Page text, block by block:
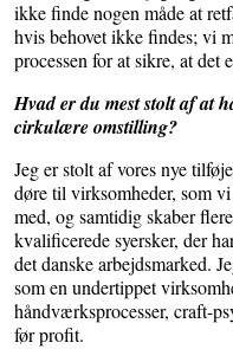
ikke finde nogen måde at
hvis behovet ikke findes; vi
processen for at sikre, at det
Hvad er du mest stolt af at
cirkulære omstilling?
Jeg er stolt af vores nye
døre til virksomheder, som
med, og samtidig skaber
kvalificerede syersker, der
det danske arbejdsmarked.
som en undertippet
håndværksprocesser, craft-
før profit.